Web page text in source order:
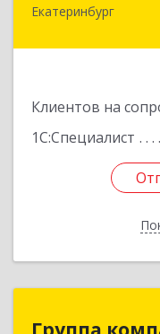
Екатеринбург
Клиентов на
1С:Специалист
620075,